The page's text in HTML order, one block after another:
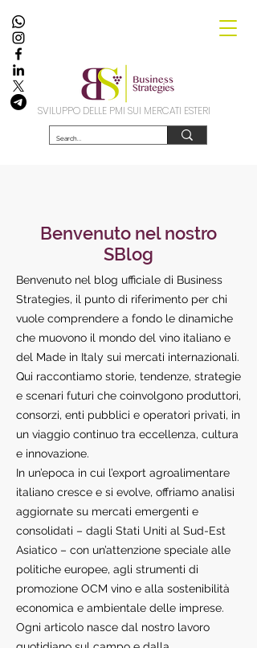
SVILUPPO DELLE PMI SUI MERCATI ESTERI
Benvenuto nel nostro
SBlog
Benvenuto nel blog ufficiale di Business
Strategies, il punto di riferimento per chi
vuole comprendere a fondo le dinamiche
che muovono il mondo del vino italiano e
del Made in Italy sui mercati internazionali.
Qui raccontiamo storie, tendenze, strategie
e scenari futuri che coinvolgono produttori,
consorzi, enti pubblici e operatori privati, in
un viaggio continuo tra eccellenza, cultura
e innovazione.
In un’epoca in cui l’export agroalimentare
italiano cresce e si evolve, offriamo analisi
aggiornate su mercati emergenti e
consolidati – dagli Stati Uniti al Sud-Est
Asiatico – con un’attenzione speciale alle
politiche europee, agli strumenti di
promozione OCM vino e alla sostenibilità
economica e ambientale delle imprese.
Ogni articolo nasce dal nostro lavoro